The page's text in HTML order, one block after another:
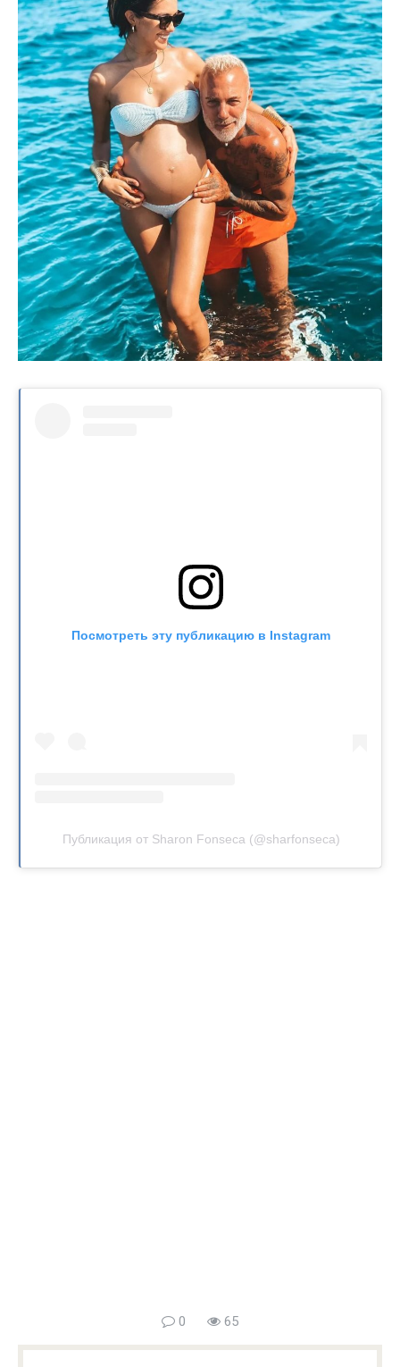
Посмотреть эту публикацию в Instagram
Публикация от Sharon Fonseca (@sharfonseca)
0 65